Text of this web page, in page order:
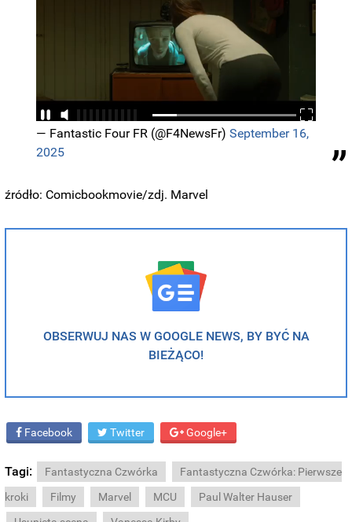
— Fantastic Four FR (@F4NewsFr)September 16,
2025
źródło: Comicbookmovie/zdj. Marvel
OBSERWUJ NAS W GOOGLE NEWS, BY BYĆ NA
BIEŻĄCO!
Facebook Twitter Google+
Tagi: Fantastyczna Czwórka
Fantastyczna Czwórka: Pierwsze
kroki
Filmy Marvel MCU
Paul Walter Hauser